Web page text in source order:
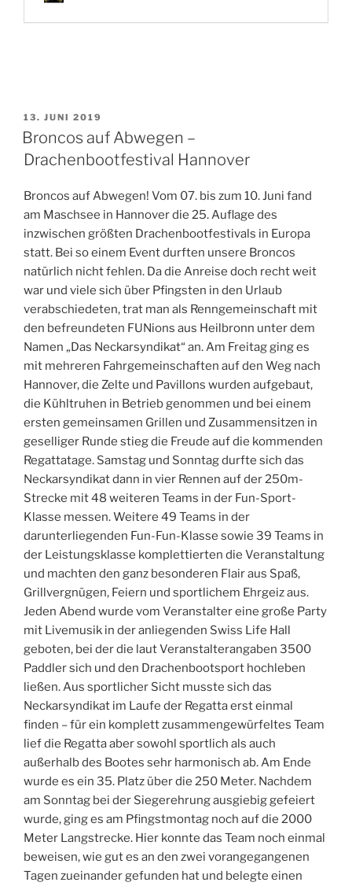
VERÖFFENTLICHT
AM
13. JUNI 2019
Broncos auf Abwegen –
Drachenbootfestival Hannover
Broncos auf Abwegen! Vom 07. bis zum 10. Juni fand
am Maschsee in Hannover die 25. Auflage des
inzwischen größten Drachenbootfestivals in Europa
statt. Bei so einem Event durften unsere Broncos
natürlich nicht fehlen. Da die Anreise doch recht weit
war und viele sich über Pfingsten in den Urlaub
verabschiedeten, trat man als Renngemeinschaft mit
den befreundeten FUNions aus Heilbronn unter dem
Namen „Das Neckarsyndikat“ an. Am Freitag ging es
mit mehreren Fahrgemeinschaften auf den Weg nach
Hannover, die Zelte und Pavillons wurden aufgebaut,
die Kühltruhen in Betrieb genommen und bei einem
ersten gemeinsamen Grillen und Zusammensitzen in
geselliger Runde stieg die Freude auf die kommenden
Regattatage. Samstag und Sonntag durfte sich das
Neckarsyndikat dann in vier Rennen auf der 250m-
Strecke mit 48 weiteren Teams in der Fun-Sport-
Klasse messen. Weitere 49 Teams in der
darunterliegenden Fun-Fun-Klasse sowie 39 Teams in
der Leistungsklasse komplettierten die Veranstaltung
und machten den ganz besonderen Flair aus Spaß,
Grillvergnügen, Feiern und sportlichem Ehrgeiz aus.
Jeden Abend wurde vom Veranstalter eine große Party
mit Livemusik in der anliegenden Swiss Life Hall
geboten, bei der die laut Veranstalterangaben 3500
Paddler sich und den Drachenbootsport hochleben
ließen. Aus sportlicher Sicht musste sich das
Neckarsyndikat im Laufe der Regatta erst einmal
finden – für ein komplett zusammengewürfeltes Team
lief die Regatta aber sowohl sportlich als auch
außerhalb des Bootes sehr harmonisch ab. Am Ende
wurde es ein 35. Platz über die 250 Meter. Nachdem
am Sonntag bei der Siegerehrung ausgiebig gefeiert
wurde, ging es am Pfingstmontag noch auf die 2000
Meter Langstrecke. Hier konnte das Team noch einmal
beweisen, wie gut es an den zwei vorangegangenen
Tagen zueinander gefunden hat und belegte einen